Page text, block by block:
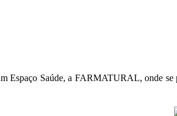
Espaço Saúde, a FARMATURAL, onde